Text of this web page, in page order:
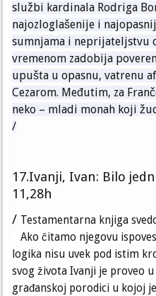
službi kardinala Rodriga
najozloglašenije i
sumnjama i neprijateljstvu
vremenom zadobija
upušta u opasnu, vatrenu
Cezarom. Međutim, za Franč
neko – mladi monah kojiž
/
17.Ivanji, Ivan: Bilo
11,28h
/ Testamentarna knjiga
Ako čitamo njegovu
logika nisu uvek pod istim
svog života Ivanji je proveo
građanskoj porodici u kojoj